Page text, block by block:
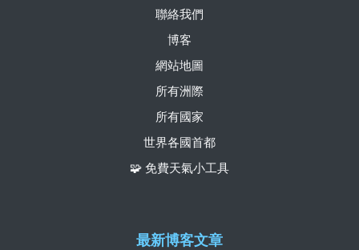
聯絡我們
博客
網站地圖
所有洲際
所有國家
世界各國首都
🧩 免費天氣小工具
最新博客文章